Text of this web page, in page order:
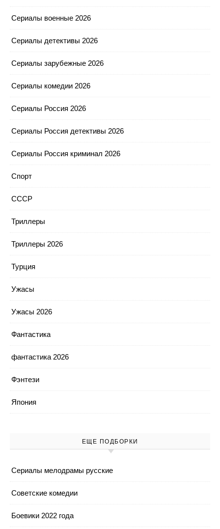
Сериалы военные 2026
Сериалы детективы 2026
Сериалы зарубежные 2026
Сериалы комедии 2026
Сериалы Россия 2026
Сериалы Россия детективы 2026
Сериалы Россия криминал 2026
Спорт
СССР
Триллеры
Триллеры 2026
Турция
Ужасы
Ужасы 2026
Фантастика
фантастика 2026
Фэнтези
Япония
ЕЩЕ ПОДБОРКИ
Cериалы мелодрамы русские
Cоветские комедии
Боевики 2022 года